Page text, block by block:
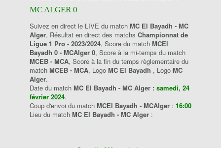
MC ALGER 0
Suivez en direct le LIVE du match MC El Bayadh - MC
Alger, Résultat en direct des matchs Championnat de
Ligue 1 Pro - 2023/2024, Score du match MCEl
Bayadh 0 - MCAlger 0, Score à la mi-temps du match
MCEB - MCA, Score à la fin du temps règlementaire du
match MCEB - MCA, Logo MC El Bayadh , Logo MC
Alger.
Date du match MC El Bayadh - MC Alger : samedi, 24
février 2024.
Coup d'envoi du match MCEl Bayadh - MCAlger : 16:00
Lieu du match MC El Bayadh - MC Alger :